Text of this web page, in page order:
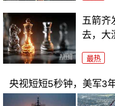
五箭齐
去，大
最热
央视短短5秒钟，美军3